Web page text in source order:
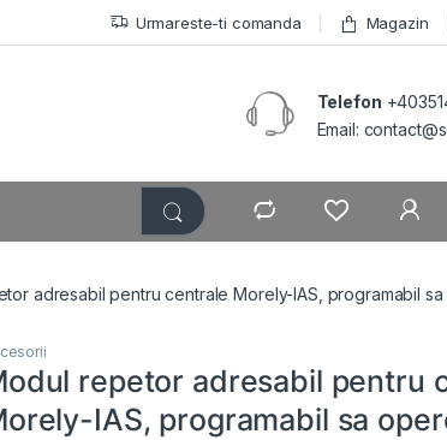
Urmareste-ti comanda Magazin
Telefon
Email:
adresabil pentru centrale Morely-IAS, programabil
repetor adresabil pentru
IAS, programabil sa